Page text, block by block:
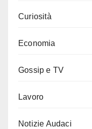
Curiosità
Economia
Gossip e TV
Lavoro
Notizie Audaci